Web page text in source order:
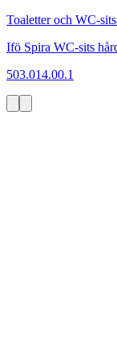
Toaletter och WC-
Ifö Spira WC-sits
503.014.00.1